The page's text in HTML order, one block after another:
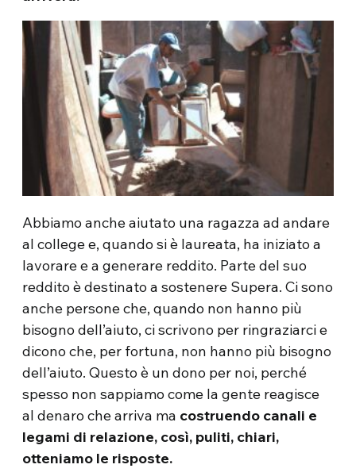
Abbiamo anche aiutato una ragazza ad andare
al college e, quando si è laureata, ha iniziato a
lavorare e a generare reddito. Parte del suo
reddito è destinato a sostenere Supera. Ci sono
anche persone che, quando non hanno più
bisogno dell’aiuto, ci scrivono per ringraziarci e
dicono che, per fortuna, non hanno più bisogno
dell’aiuto. Questo è un dono per noi, perché
spesso non sappiamo come la gente reagisce
al denaro che arriva ma costruendo canali e
legami di relazione, così, puliti, chiari,
otteniamo le risposte.